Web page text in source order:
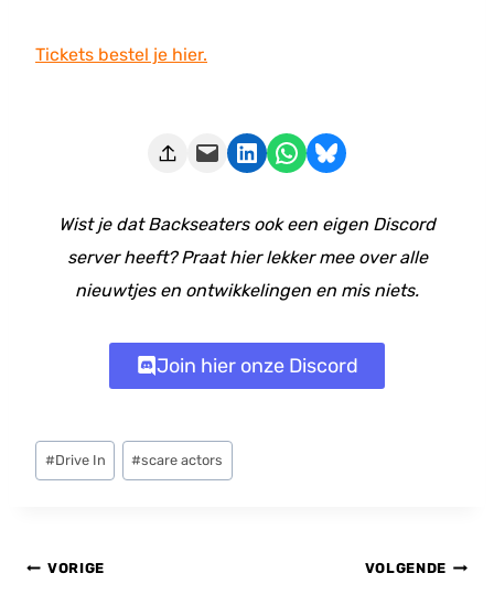
Tickets bestel je hier.
Deze pagina e-mailen Delen op LinkedIn Delen via WhatsApp Share on Bluesky
Wist je dat Backseaters ook een eigen Discord
server heeft? Praat hier lekker mee over alle
nieuwtjes en ontwikkelingen en mis niets.
Join hier onze Discord
Bericht
tags:
#Drive In #scare actors
Bericht
VORIGE VOLGENDE